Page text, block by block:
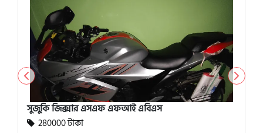
সুজুকি জিক্সার এসএফ এফআই এবিএস
280000 টাকা